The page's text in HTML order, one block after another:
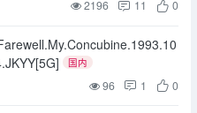
2196 11 0
国内
96 1 0